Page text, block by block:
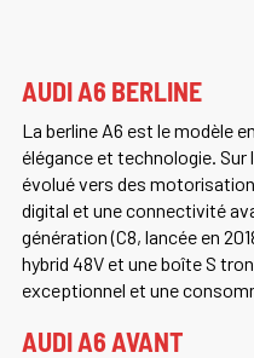
AUDI A6 BERLINE
La berline A6 est le modèle
élégance et technologie. Sur
évolué vers des
digital et une connectivité
génération (C8, lancée en
hybrid 48V et une boîte S
exceptionnel et une
AUDI A6 AVANT